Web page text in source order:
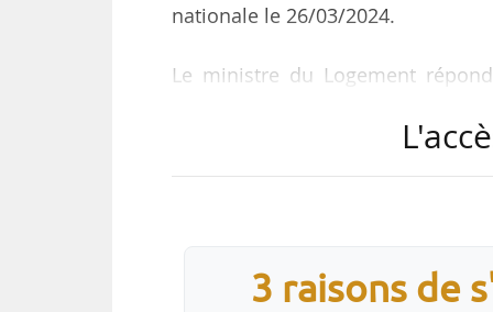
nationale le 26/03/2024.
Le ministre du Logement
laquelle « 500 migrants SDF ont
Guillaume Kasbarian souligne
migrants ne sont pas des
3 raisons de